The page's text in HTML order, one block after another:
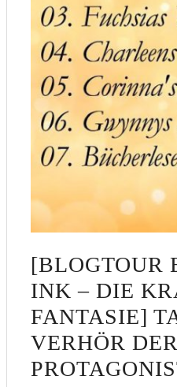
[BLOGTOUR
INK – DIE
FANTASIE]
VERHÖR DER